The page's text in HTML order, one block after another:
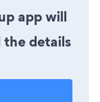
app will
the details